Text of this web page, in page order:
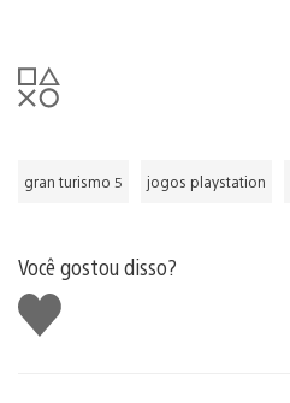
gran turismo 5 jogos playstation
Você gostou disso?
Curtir